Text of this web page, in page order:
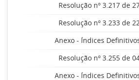
Resolução nº 3.217 de
Resolução nº 3.233 de
Anexo - Índices
Resolução nº 3.255 de
Anexo - Índices